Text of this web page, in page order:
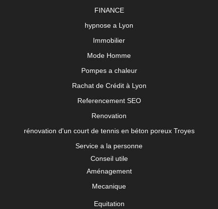
FINANCE
hypnose a Lyon
Immobilier
Mode Homme
Pompes a chaleur
Rachat de Crédit à Lyon
Referencement SEO
Renovation
rénovation d'un court de tennis en béton poreux Troyes
Service a la personne
Conseil utile
Aménagement
Mecanique
Equitation